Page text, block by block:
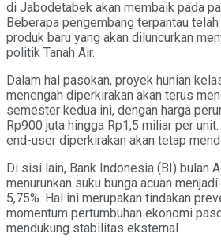
di Jabodetabek akan membaik pada
Beberapa pengembang terpantau
produk baru yang akan diluncurkan
politik Tanah Air.
Dalam hal pasokan, proyek hunian
menengah diperkirakan akan terus
semester kedua ini, dengan harga
Rp900 juta hingga Rp1,5 miliar per
end-user diperkirakan akan tetap
Di sisi lain, Bank Indonesia (BI) bulan
menurunkan suku bunga acuan
5,75%. Hal ini merupakan tindakan
momentum pertumbuhan ekonomi
mendukung stabilitas eksternal.